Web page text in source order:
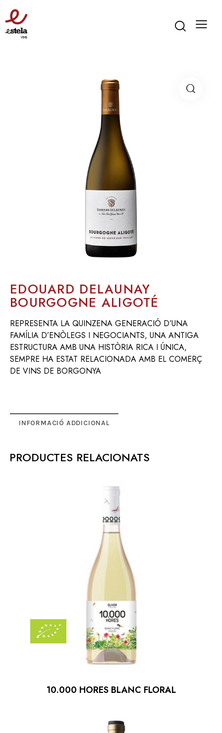
EDOUARD DELAUNAY
BOURGOGNE ALIGOTÉ
REPRESENTA LA QUINZENA GENERACIÓ D’UNA
FAMÍLIA D’ENÒLEGS I NEGOCIANTS, UNA ANTIGA
ESTRUCTURA AMB UNA HISTÒRIA RICA I ÚNICA,
SEMPRE HA ESTAT RELACIONADA AMB EL COMERÇ
DE VINS DE BORGONYA
INFORMACIÓ ADDICIONAL
PRODUCTES RELACIONATS
10.000 HORES BLANC FLORAL